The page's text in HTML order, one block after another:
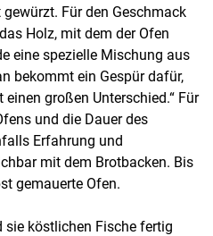
Für den Geschmack
Holz, mit dem der Ofen
eine spezielle Mischung aus
bekommt ein Gespür dafür,
großen Unterschied.“ Für
und die Dauer des
Erfahrung und
mit dem Brotbacken. Bis
gemauerte Ofen.
köstlichen Fische fertig